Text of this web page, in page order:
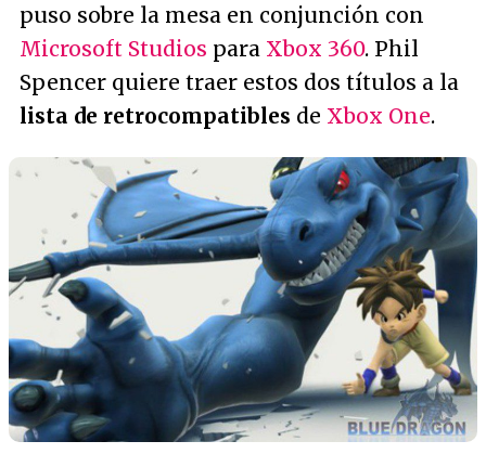
puso sobre la mesa en conjunción con
Microsoft Studios para Xbox 360. Phil
Spencer quiere traer estos dos títulos a la
lista de retrocompatibles de Xbox One.